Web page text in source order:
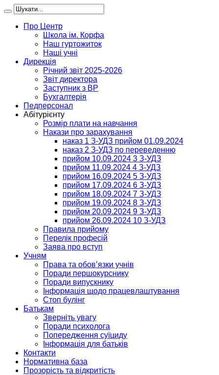
Про Центр
Школа ім. Корфа
Наш гуртожиток
Наші учні
Дирекція
Річний звіт 2025-2026
Звіт директора
Заступник з ВР
Бухгалтерія
Педперсонал
Абітурієнту
Розмір плати на навчання
Накази про зарахування
наказ 1 З-УДЗ прийом 01.09.2024
наказ 2 З-УДЗ по переведенню
прийом 10.09.2024 3 З-УДЗ
прийом 11.09.2024 4 З-УДЗ
прийом 16.09.2024 5 З-УДЗ
прийом 17.09.2024 6 З-УДЗ
прийом 18.09.2024 7 З-УДЗ
прийом 19.09.2024 8 З-УДЗ
прийом 20.09.2024 9 З-УДЗ
прийом 26.09.2024 10 З-УДЗ
Правила прийому
Перелік професій
Заява про вступ
Учням
Права та обов’язки учнів
Поради першокурснику
Поради випускнику
Інформація щодо працевлаштування
Стоп булінг
Батькам
Зверніть увагу
Поради психолога
Попередження суїциду
Інформація для батьків
Контакти
Нормативна база
Прозорість та відкритість